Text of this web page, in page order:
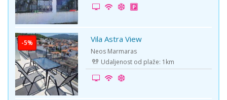
-5% Vila Astra View
Neos Marmaras
Udaljenost od plaže: 1km